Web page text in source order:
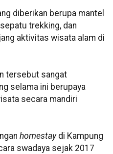
diberikan berupa mantel
trekking, dan
aktivitas wisata alam di
tersebut sangat
selama ini berupaya
secara mandiri
homestaydi Kampung
swadaya sejak 2017